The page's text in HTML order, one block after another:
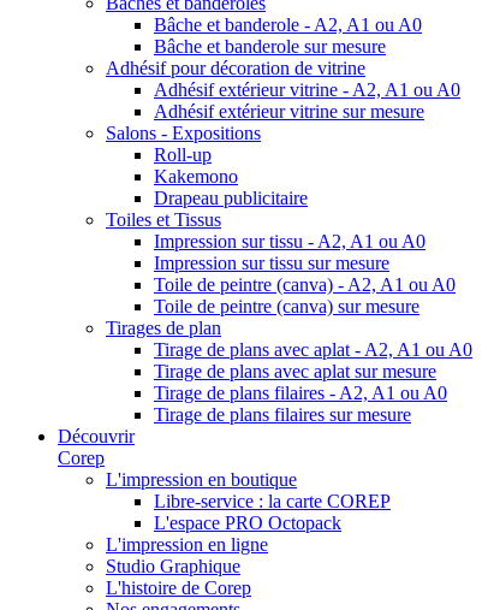
Bâche et banderole - A2, A1 ou A0
Bâche et banderole sur mesure
Adhésif pour décoration de vitrine
Adhésif extérieur vitrine - A2, A1 ou A0
Adhésif extérieur vitrine sur mesure
Salons - Expositions
Roll-up
Kakemono
Drapeau publicitaire
Toiles et Tissus
Impression sur tissu - A2, A1 ou A0
Impression sur tissu sur mesure
Toile de peintre (canva) - A2, A1 ou A0
Toile de peintre (canva) sur mesure
Tirages de plan
Tirage de plans avec aplat - A2, A1 ou A0
Tirage de plans avec aplat sur mesure
Tirage de plans filaires - A2, A1 ou A0
Tirage de plans filaires sur mesure
Découvrir
Corep
L'impression en boutique
Libre-service : la carte COREP
L'espace PRO Octopack
L'impression en ligne
Studio Graphique
L'histoire de Corep